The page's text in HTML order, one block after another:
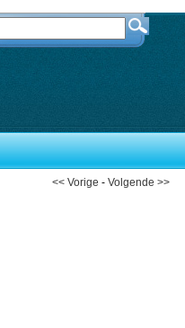
<< Vorige - Volgende >>